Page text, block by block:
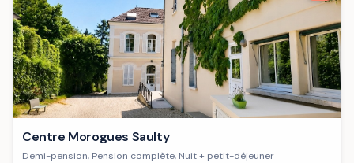
Centre Morogues Saulty
Demi-pension, Pension complète, Nuit + petit-déjeuner